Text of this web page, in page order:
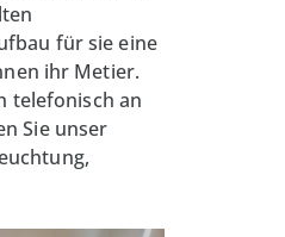
für sie eine
ihr Metier.
telefonisch an
Sie unser